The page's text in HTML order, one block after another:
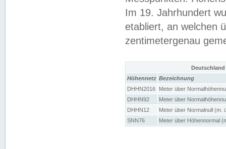
Im 19. Jahrhundert
etabliert, an welchen
zentimetergenau
Höhennetz Bezeichnung
DHHN2016
Meter über
DHHN92
Meter über
DHHN12
Meter über Normalnull (m.
SNN76
Meter über Höhennormal